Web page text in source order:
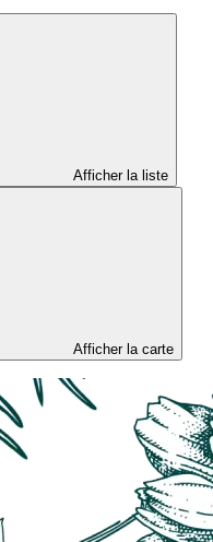
Afficher la liste
Afficher la carte